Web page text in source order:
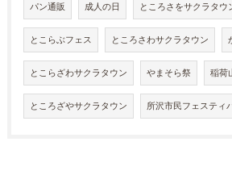
パン通販 成人の日 ところさをサクラタウ
とこらぶフェス ところさわサクラタウン
とこらざわサクラタウン やまそら祭 稲荷
ところざやサクラタウン 所沢市民フェスティ